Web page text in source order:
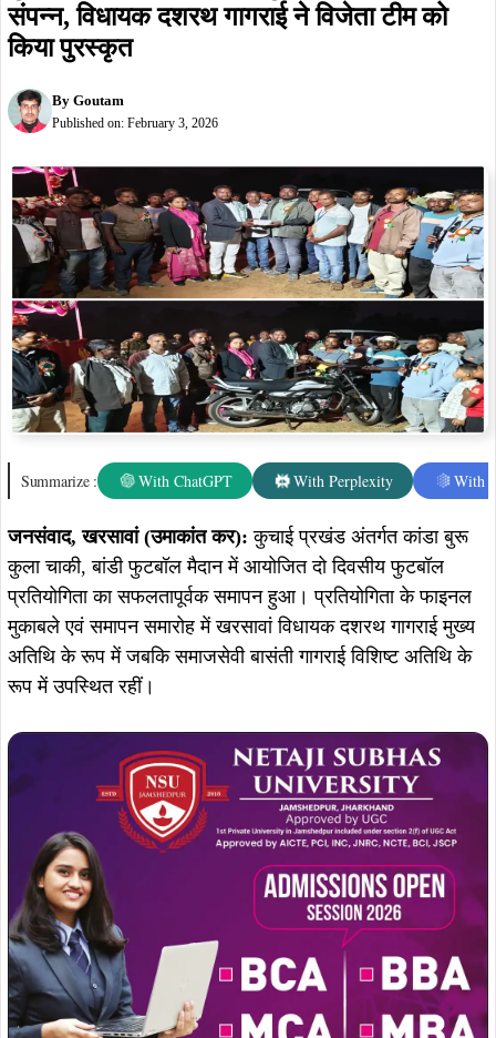
कुचाई के बांडी में दो दिवसीय फुटबॉल प्रतियोगिता
संपन्न, विधायक दशरथ गागराई ने विजेता टीम को
किया पुरस्कृत
Goutam
Published on:February 3, 2026
Summarize : With ChatGPT With Perplexity With
जनसंवाद, खरसावां (उमाकांत कर):
कुचाई प्रखंड अंतर्गत कांडा बुरू
कुला चाकी, बांडी फुटबॉल मैदान में आयोजित दो दिवसीय फुटबॉल
प्रतियोगिता का सफलतापूर्वक समापन हुआ। प्रतियोगिता के फाइनल
मुकाबले एवं समापन समारोह में खरसावां विधायक दशरथ गागराई मुख्य
अतिथि के रूप में जबकि समाजसेवी बासंती गागराई विशिष्ट अतिथि के